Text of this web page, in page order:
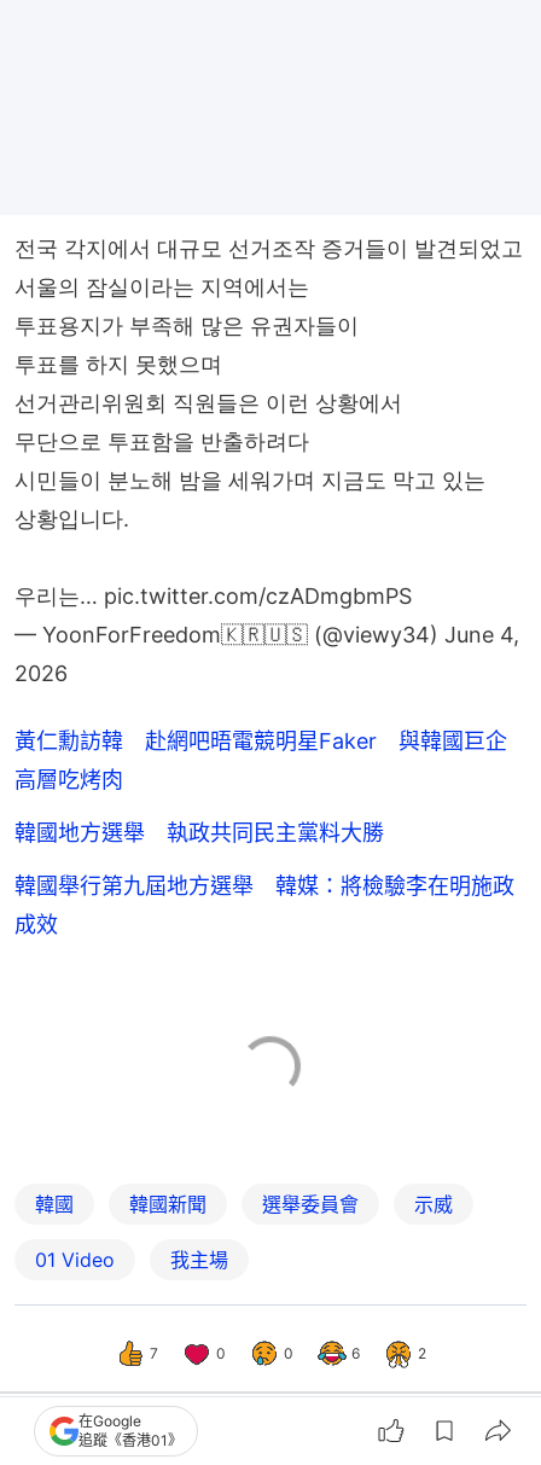
전국 각지에서 대규모 선거조작 증거들이 발견되었고
서울의 잠실이라는 지역에서는
투표용지가 부족해 많은 유권자들이
투표를 하지 못했으며
선거관리위원회 직원들은 이런 상황에서
무단으로 투표함을 반출하려다
시민들이 분노해 밤을 세워가며 지금도 막고 있는
상황입니다.
우리는… pic.twitter.com/czADmgbmPS
— YoonForFreedom🇰🇷🇺🇸 (@viewy34) June 4,
2026
黃仁勳訪韓 赴網吧晤電競明星Faker 與韓國巨企
高層吃烤肉
韓國地方選舉 執政共同民主黨料大勝
韓國舉行第九屆地方選舉 韓媒：將檢驗李在明施政
成效
韓國 韓國新聞 選舉委員會 示威
01 Video 我主場
7 0 0 6 2
在Google
追蹤《香港01》